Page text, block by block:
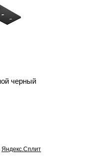
черный
Яндекс.Сплит